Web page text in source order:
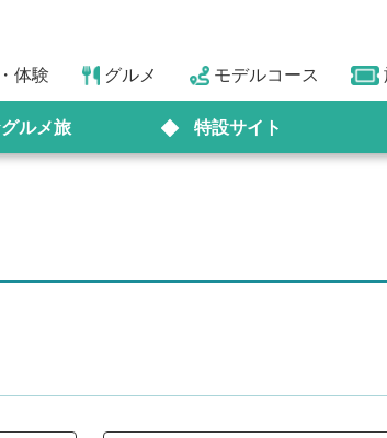
体験 グルメ モデルコース
ルメ旅 特設サイト